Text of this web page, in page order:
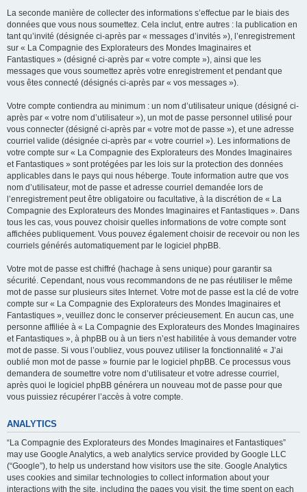
La seconde manière de collecter des informations s’effectue par le biais des
données que vous nous soumettez. Cela inclut, entre autres : la publication en
tant qu’invité (désignée ci-après par « messages d’invités »), l’enregistrement
sur « La Compagnie des Explorateurs des Mondes Imaginaires et
Fantastiques » (désigné ci-après par « votre compte »), ainsi que les
messages que vous soumettez après votre enregistrement et pendant que
vous êtes connecté (désignés ci-après par « vos messages »).
Votre compte contiendra au minimum : un nom d’utilisateur unique (désigné ci-
après par « votre nom d’utilisateur »), un mot de passe personnel utilisé pour
vous connecter (désigné ci-après par « votre mot de passe »), et une adresse
courriel valide (désignée ci-après par « votre courriel »). Les informations de
votre compte sur « La Compagnie des Explorateurs des Mondes Imaginaires
et Fantastiques » sont protégées par les lois sur la protection des données
applicables dans le pays qui nous héberge. Toute information autre que vos
nom d’utilisateur, mot de passe et adresse courriel demandée lors de
l’enregistrement peut être obligatoire ou facultative, à la discrétion de « La
Compagnie des Explorateurs des Mondes Imaginaires et Fantastiques ». Dans
tous les cas, vous pouvez choisir quelles informations de votre compte sont
affichées publiquement. Vous pouvez également choisir de recevoir ou non les
courriels générés automatiquement par le logiciel phpBB.
Votre mot de passe est chiffré (hachage à sens unique) pour garantir sa
sécurité. Cependant, nous vous recommandons de ne pas réutiliser le même
mot de passe sur plusieurs sites Internet. Votre mot de passe est la clé de votre
compte sur « La Compagnie des Explorateurs des Mondes Imaginaires et
Fantastiques », veuillez donc le conserver précieusement. En aucun cas, une
personne affiliée à « La Compagnie des Explorateurs des Mondes Imaginaires
et Fantastiques », à phpBB ou à un tiers n’est habilitée à vous demander votre
mot de passe. Si vous l’oubliez, vous pouvez utiliser la fonctionnalité « J’ai
oublié mon mot de passe » fournie par le logiciel phpBB. Ce processus vous
demandera de soumettre votre nom d’utilisateur et votre adresse courriel,
après quoi le logiciel phpBB générera un nouveau mot de passe pour que
vous puissiez récupérer l’accès à votre compte.
ANALYTICS
“La Compagnie des Explorateurs des Mondes Imaginaires et Fantastiques”
may use Google Analytics, a web analytics service provided by Google LLC
(“Google”), to help us understand how visitors use the site. Google Analytics
uses cookies and similar technologies to collect information about your
interactions with the site, including the pages you visit, the time spent on each